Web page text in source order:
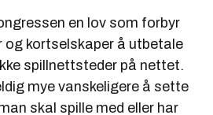
en lov som forbyr
og kortselskaper å utbetale
spillnettsteder på nettet.
mye vanskeligere å sette
skal spille med eller har